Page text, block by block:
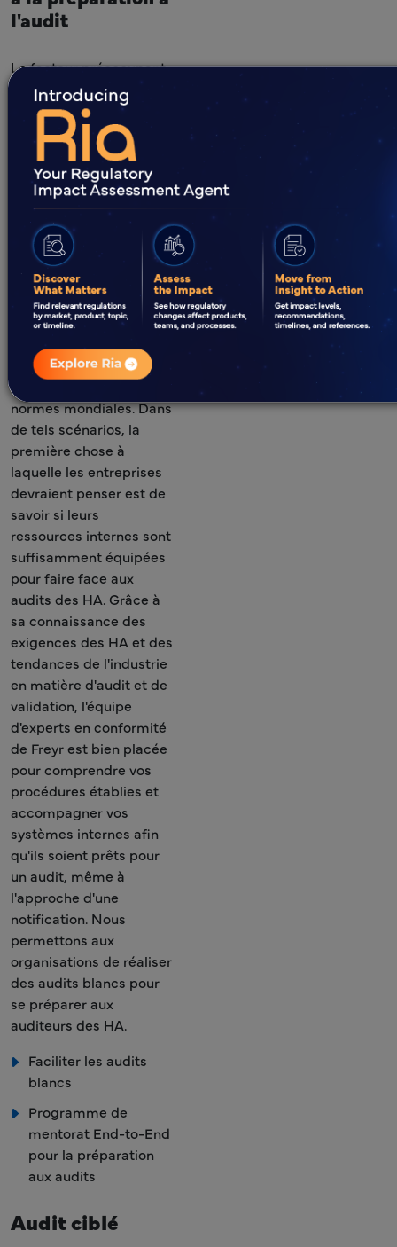
l'audit
Le facteur préoccupant
pour toute entreprise
pharmaceutique/cosmétique/de
dispositifs médicaux est
la réception de
notifications d'audit
soudaines de la part des
autorités sanitaires (HA).
Ne pas être préparé à
un audit peut être un
défi pour les
organisations, même
lorsque les processus
SOP sont définies
conformément aux
normes mondiales. Dans
de tels scénarios, la
première chose à
laquelle les entreprises
devraient penser est de
savoir si leurs
ressources internes sont
suffisamment équipées
pour faire face aux
audits des HA. Grâce à
sa connaissance des
exigences des HA et des
tendances de l'industrie
en matière d'audit et de
validation, l'équipe
d'experts en conformité
de Freyr est bien placée
pour comprendre vos
procédures établies et
accompagner vos
systèmes internes afin
qu'ils soient prêts pour
un audit, même à
l'approche d'une
notification. Nous
permettons aux
organisations de réaliser
des audits blancs pour
se préparer aux
auditeurs des HA.
Faciliter les audits
blancs
Programme de
mentorat End-to-End
pour la préparation
aux audits
Audit ciblé